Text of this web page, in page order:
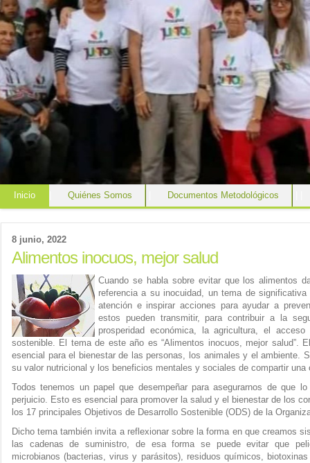
Inicio Quiénes Somos Documentos Metodológicos
8 junio, 2022
Alimentos inocuos, mejor salud
Cuando se habla sobre evitar que los alimentos
referencia a su inocuidad, un tema de
atención e inspirar acciones para ayudar a
estos pueden transmitir, para contribuir a la
prosperidad económica, la agricultura, el
sostenible. El tema de este año es “Alimentos inocuos, mejor salud”.
esencial para el bienestar de las personas, los animales y el ambiente.
su valor nutricional y los beneficios mentales y sociales de compartir una
Todos tenemos un papel que desempeñar para asegurarnos de que
perjuicio. Esto es esencial para promover la salud y el bienestar de los
los 17 principales Objetivos de Desarrollo Sostenible (ODS) de la
Dicho tema también invita a reflexionar sobre la forma en que creamos
las cadenas de suministro, de esa forma se puede evitar que
microbianos (bacterias, virus y parásitos), residuos químicos,